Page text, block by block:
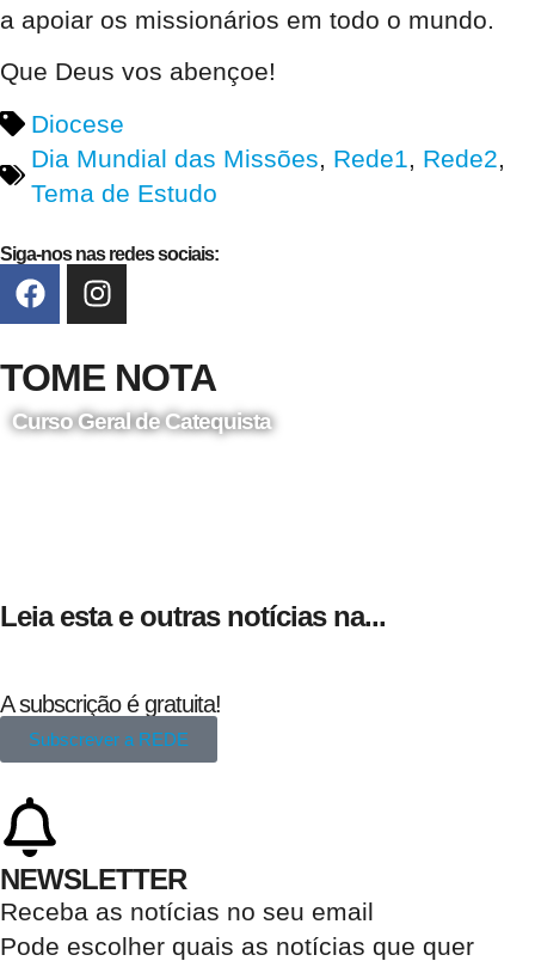
a apoiar os missionários em todo o mundo.
Que Deus vos abençoe!
Diocese
Dia Mundial das Missões, Rede1, Rede2,
Tema de Estudo
Siga-nos nas redes sociais:
TOME NOTA
Curso Geral de Catequista
Leia esta e outras notícias na...
A subscrição é gratuita!
Subscrever a REDE
NEWSLETTER
Receba as notícias no seu email​
Pode escolher quais as notícias que quer